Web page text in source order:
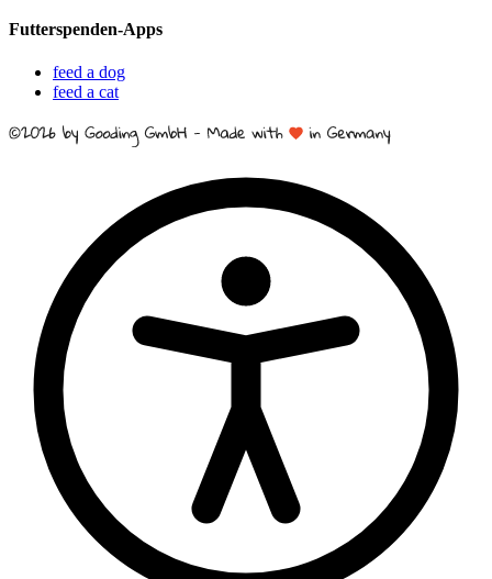
Futterspenden-Apps
feed a dog
feed a cat